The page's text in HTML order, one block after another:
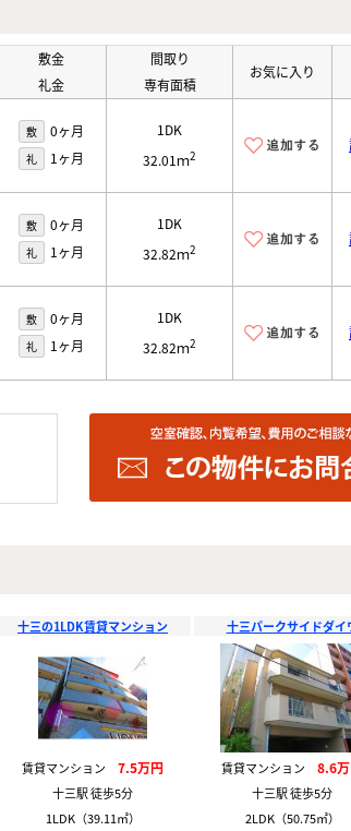
敷金
礼金
間取り
専有面積
お気に入り
敷 0ヶ月
礼 1ヶ月
1DK
32.01ｍ2
敷 0ヶ月
礼 1ヶ月
1DK
32.82ｍ2
敷 0ヶ月
礼 1ヶ月
1DK
32.82ｍ2
十三の1LDK賃貸マンション
賃貸マンション 7.5万円
十三駅 徒歩5分
1LDK（39.11㎡）
十三パークサイドダイ
賃貸マンション 8.6
十三駅 徒歩5分
2LDK（50.75㎡）